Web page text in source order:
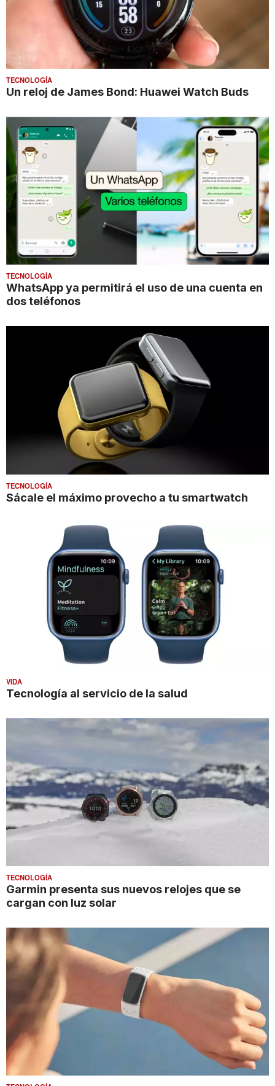
TECNOLOGÍA
Un reloj de James Bond: Huawei Watch Buds
TECNOLOGÍA
WhatsApp ya permitirá el uso de una cuenta en
dos teléfonos
TECNOLOGÍA
Sácale el máximo provecho a tu smartwatch
VIDA
Tecnología al servicio de la salud
TECNOLOGÍA
Garmin presenta sus nuevos relojes que se
cargan con luz solar